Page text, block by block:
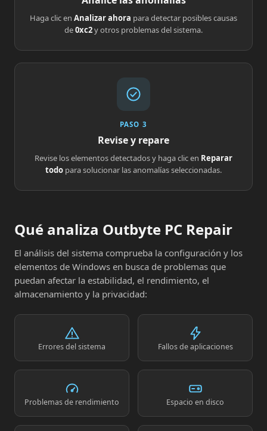
Haga clic en Analizar ahora para detectar posibles causas
de0xc2y otros problemas del sistema.
PASO 3
Revise y repare
Revise los elementos detectados y haga clic en Reparar
todo para solucionar las anomalías seleccionadas.
Qué analiza Outbyte PC Repair
El análisis del sistema comprueba la configuración y los
elementos de Windows en busca de problemas que
puedan afectar la estabilidad, el rendimiento, el
almacenamiento y la privacidad:
Errores del sistema Fallos de aplicaciones
Problemas de rendimiento Espacio en disco